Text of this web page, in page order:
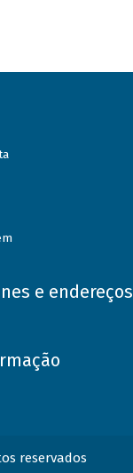
e endereços
reservados